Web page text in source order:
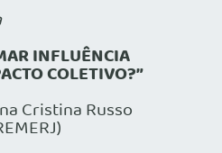
INFLUÊNCIA
COLETIVO?”
Cristina Russo